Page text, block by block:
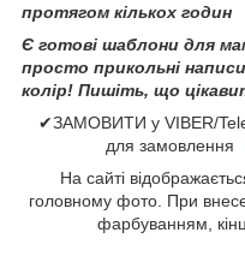
протягом кількох годин
Є готові шаблони для
просто прикольні
колір! Пишіть, що
✔ЗАМОВИТИ у VIBER/
для замовлення
На сайті
головному фото. При
фарбуванням,